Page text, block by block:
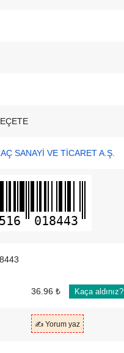
SANAYİ VE TİCARET A.Ş.
018443
36.96 ₺ Kaça aldınız?
✍️ Yorum yaz